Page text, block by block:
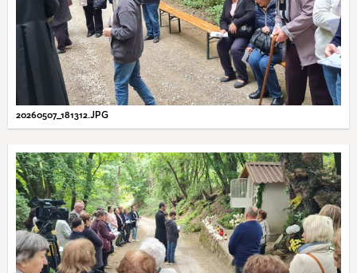
20260507_181312.JPG